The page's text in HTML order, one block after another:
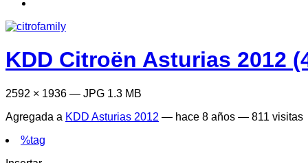
KDD Citroën Asturias 2012
2592 × 1936 — JPG 1.3 MB
Agregada a KDD Asturias 2012 — hace 8 años — 811 visitas
%tag